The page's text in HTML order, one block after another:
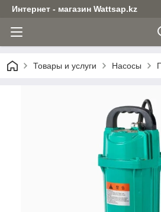
Интернет - магазин Wattsap.kz
Товары и услуги Насосы